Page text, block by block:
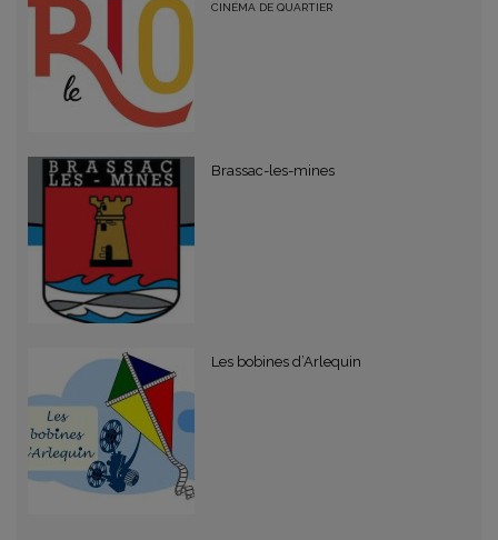
CINÉMA DE QUARTIER
Brassac-les-mines
Les bobines d’Arlequin